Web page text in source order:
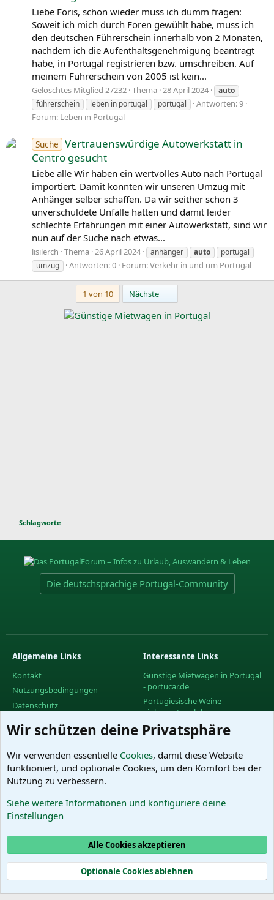
Liebe Foris, schon wieder muss ich dumm fragen:
Soweit ich mich durch Foren gewühlt habe, muss ich
den deutschen Führerschein innerhalb von 2 Monaten,
nachdem ich die Aufenthaltsgenehmigung beantragt
habe, in Portugal registrieren bzw. umschreiben. Auf
meinem Führerschein von 2005 ist kein...
Gelöschtes Mitglied 27232 Thema 28 April 2024
auto
führerschein
leben in portugal portugal
Antworten: 9
Forum: Leben in Portugal
Suche Vertrauenswürdige Autowerkstatt in
Centro gesucht
Liebe alle Wir haben ein wertvolles Auto nach Portugal
importiert. Damit konnten wir unseren Umzug mit
Anhänger selber schaffen. Da wir seither schon 3
unverschuldete Unfälle hatten und damit leider
schlechte Erfahrungen mit einer Autowerkstatt, sind wir
nun auf der Suche nach etwas...
lisilerch Thema 26 April 2024 anhänger auto
portugal
umzug
Antworten: 0 Forum:Verkehr in und um Portugal
1 von 10 Nächste
Schlagworte
Die deutschsprachige Portugal-Community
Allgemeine Links
Kontakt
Nutzungsbedingungen
Datenschutz
R
Interessante Links
Günstige Mietwagen in Portugal
- portucar.de
Portugiesische Weine -
vinhoportugal.de
Facebook-Gruppe des
PortugalForums
Facebook-Gruppe "Urlaub in
Portugal"
Das PortugalForum ohne
Community platform by XenForo® © 2010-2025 XenForo Ltd.
Wir schützen deine Privatsphäre
Wir verwenden essentielle Cookies, damit diese Website
funktioniert, und optionale Cookies, um den Komfort bei der
Nutzung zu verbessern.
Siehe weitere Informationen und konfiguriere deine
Einstellungen
Alle Cookies akzeptieren
Optionale Cookies ablehnen